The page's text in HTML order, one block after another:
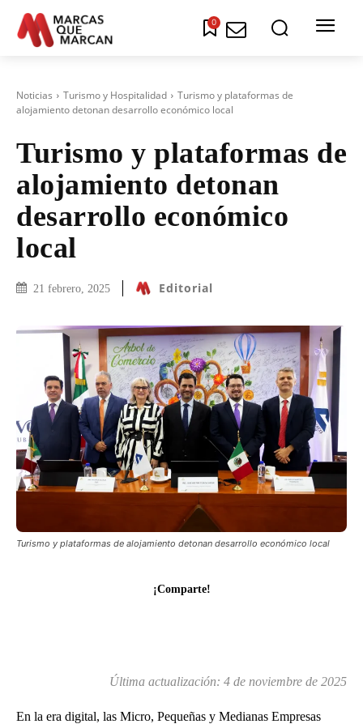
0
Noticias Turismo y Hospitalidad
Turismo y plataformas de
alojamiento detonan desarrollo económico local
Turismo y plataformas de
alojamiento detonan
desarrollo económico
local
21 febrero, 2025 Editorial
Turismo y plataformas de alojamiento detonan desarrollo económico local
¡Comparte!
Última actualización: 4 de noviembre de 2025
En la era digital, las Micro, Pequeñas y Medianas Empresas